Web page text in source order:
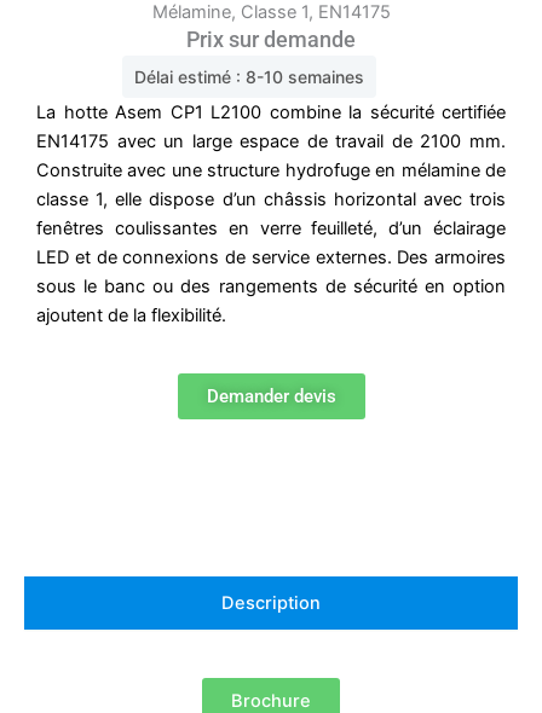
Mélamine, Classe 1, EN14175
Prix sur demande
Délai estimé : 8-10 semaines
La hotte Asem CP1 L2100 combine la sécurité certifiée
EN14175 avec un large espace de travail de 2100 mm.
Construite avec une structure hydrofuge en mélamine de
classe 1, elle dispose d’un châssis horizontal avec trois
fenêtres coulissantes en verre feuilleté, d’un éclairage
LED et de connexions de service externes. Des armoires
sous le banc ou des rangements de sécurité en option
ajoutent de la flexibilité.
Demander devis
Description
Brochure